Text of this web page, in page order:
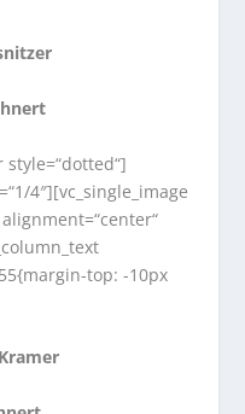
4″][vc_single_image
alignment=“center“
top: -10px